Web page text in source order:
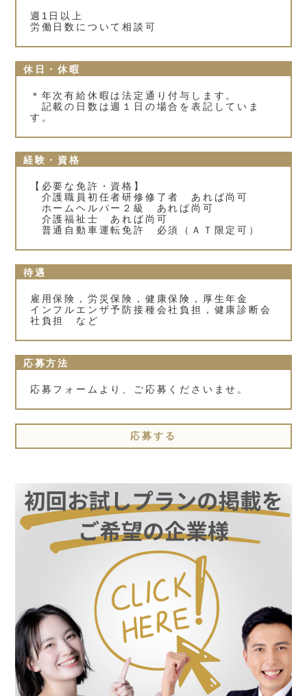
週1日以上
労働日数について相談可
休日・休暇
＊年次有給休暇は法定通り付与します。
記載の日数は週１日の場合を表記していま
す。
経験・資格
【必要な免許・資格】
介護職員初任者研修修了者 あれば尚可
ホームヘルパー２級 あれば尚可
介護福祉士 あれば尚可
普通自動車運転免許 必須（ＡＴ限定可）
待遇
雇用保険，労災保険，健康保険，厚生年金
インフルエンザ予防接種会社負担，健康診断会
社負担 など
応募方法
応募フォームより、ご応募くださいませ。
応募する